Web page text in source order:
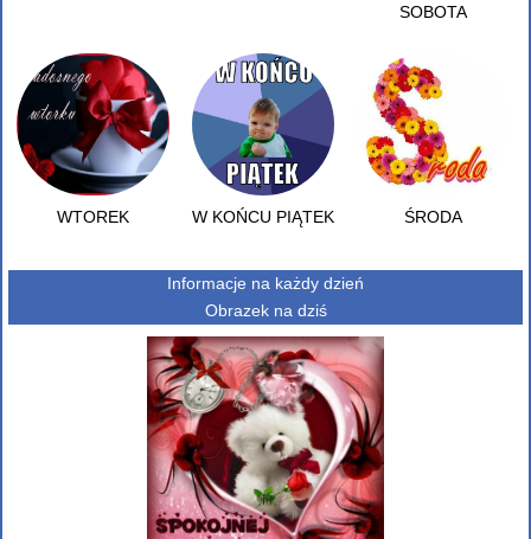
SOBOTA
WTOREK W KOŃCU PIĄTEK ŚRODA
Informacje na każdy dzień
Obrazek na dziś